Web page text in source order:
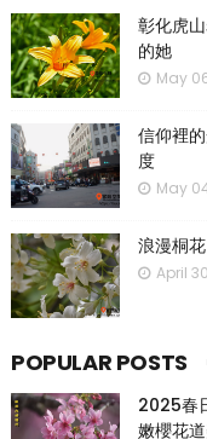
彰化虎
的她
May
信仰裡
度
May
浪漫桐
April
POPULAR POSTS
2025春
嫩櫻花